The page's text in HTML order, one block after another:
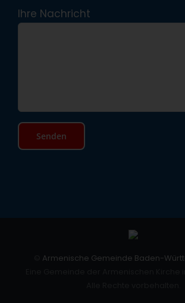
Ihre Nachricht
Armenische Gemeinde Baden-